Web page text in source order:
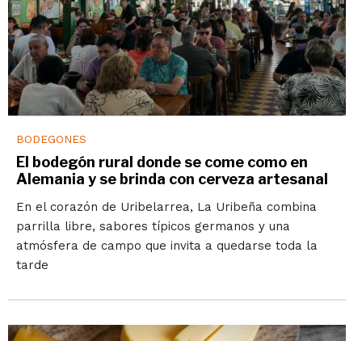
BODEGONES
El bodegón rural donde se come como en
Alemania y se brinda con cerveza artesanal
En el corazón de Uribelarrea, La Uribeña combina
parrilla libre, sabores típicos germanos y una
atmósfera de campo que invita a quedarse toda la
tarde